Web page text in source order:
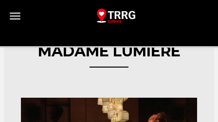
Toggle navigation
MADAME LUMIÈRE